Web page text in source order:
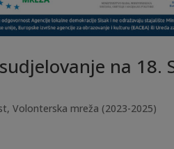
na 18.
,Volonterska mreža (2023-2025)